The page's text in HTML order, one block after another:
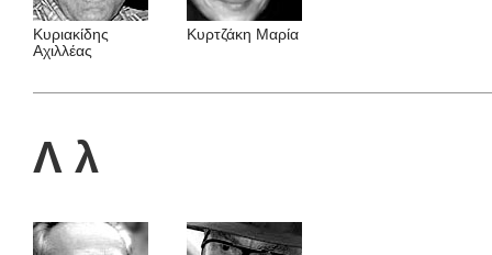
Κυριακίδης
Αχιλλέας
Κυρτζάκη Μαρία
Λ λ